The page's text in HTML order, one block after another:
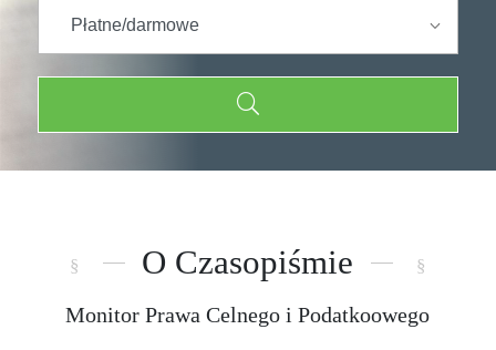
O Czasopiśmie
Monitor Prawa Celnego i Podatkoowego